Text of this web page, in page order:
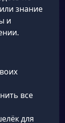
знание
и
все
для